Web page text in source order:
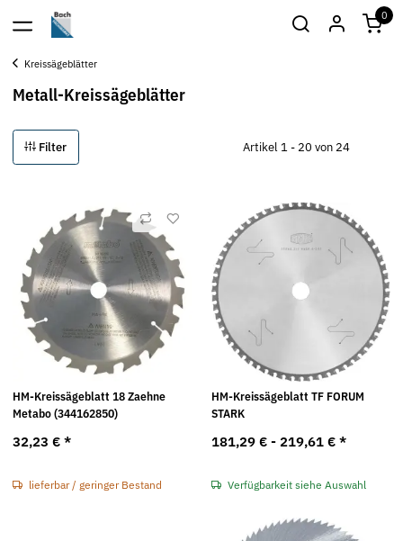
0
Kreissägeblätter
Metall-Kreissägeblätter
Filter Artikel 1 - 20 von 24
HM-Kreissägeblatt 18 Zaehne
Metabo (344162850)
32,23 € *
lieferbar / geringer Bestand
HM-Kreissägeblatt TF FORUM
STARK
181,29 € - 219,61 € *
Verfügbarkeit siehe Auswahl